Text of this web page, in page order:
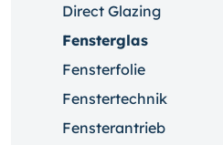
Direct Glazing
Fensterglas
Fensterfolie
Fenstertechnik
Fensterantrieb